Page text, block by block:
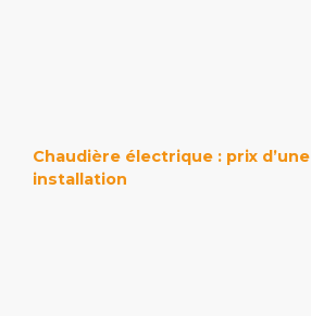
Chaudière électrique : prix d’une
installation